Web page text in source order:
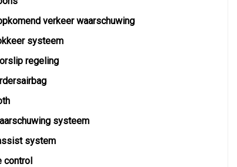
verkeer waarschuwing
systeem
regeling
systeem
system
control